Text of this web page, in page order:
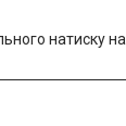
натиску на